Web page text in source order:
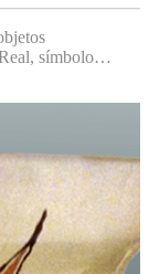
símbolo…